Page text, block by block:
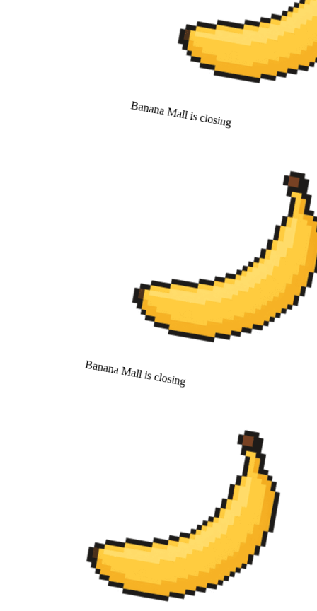
Banana Mall is closing
Banana Mall is closing